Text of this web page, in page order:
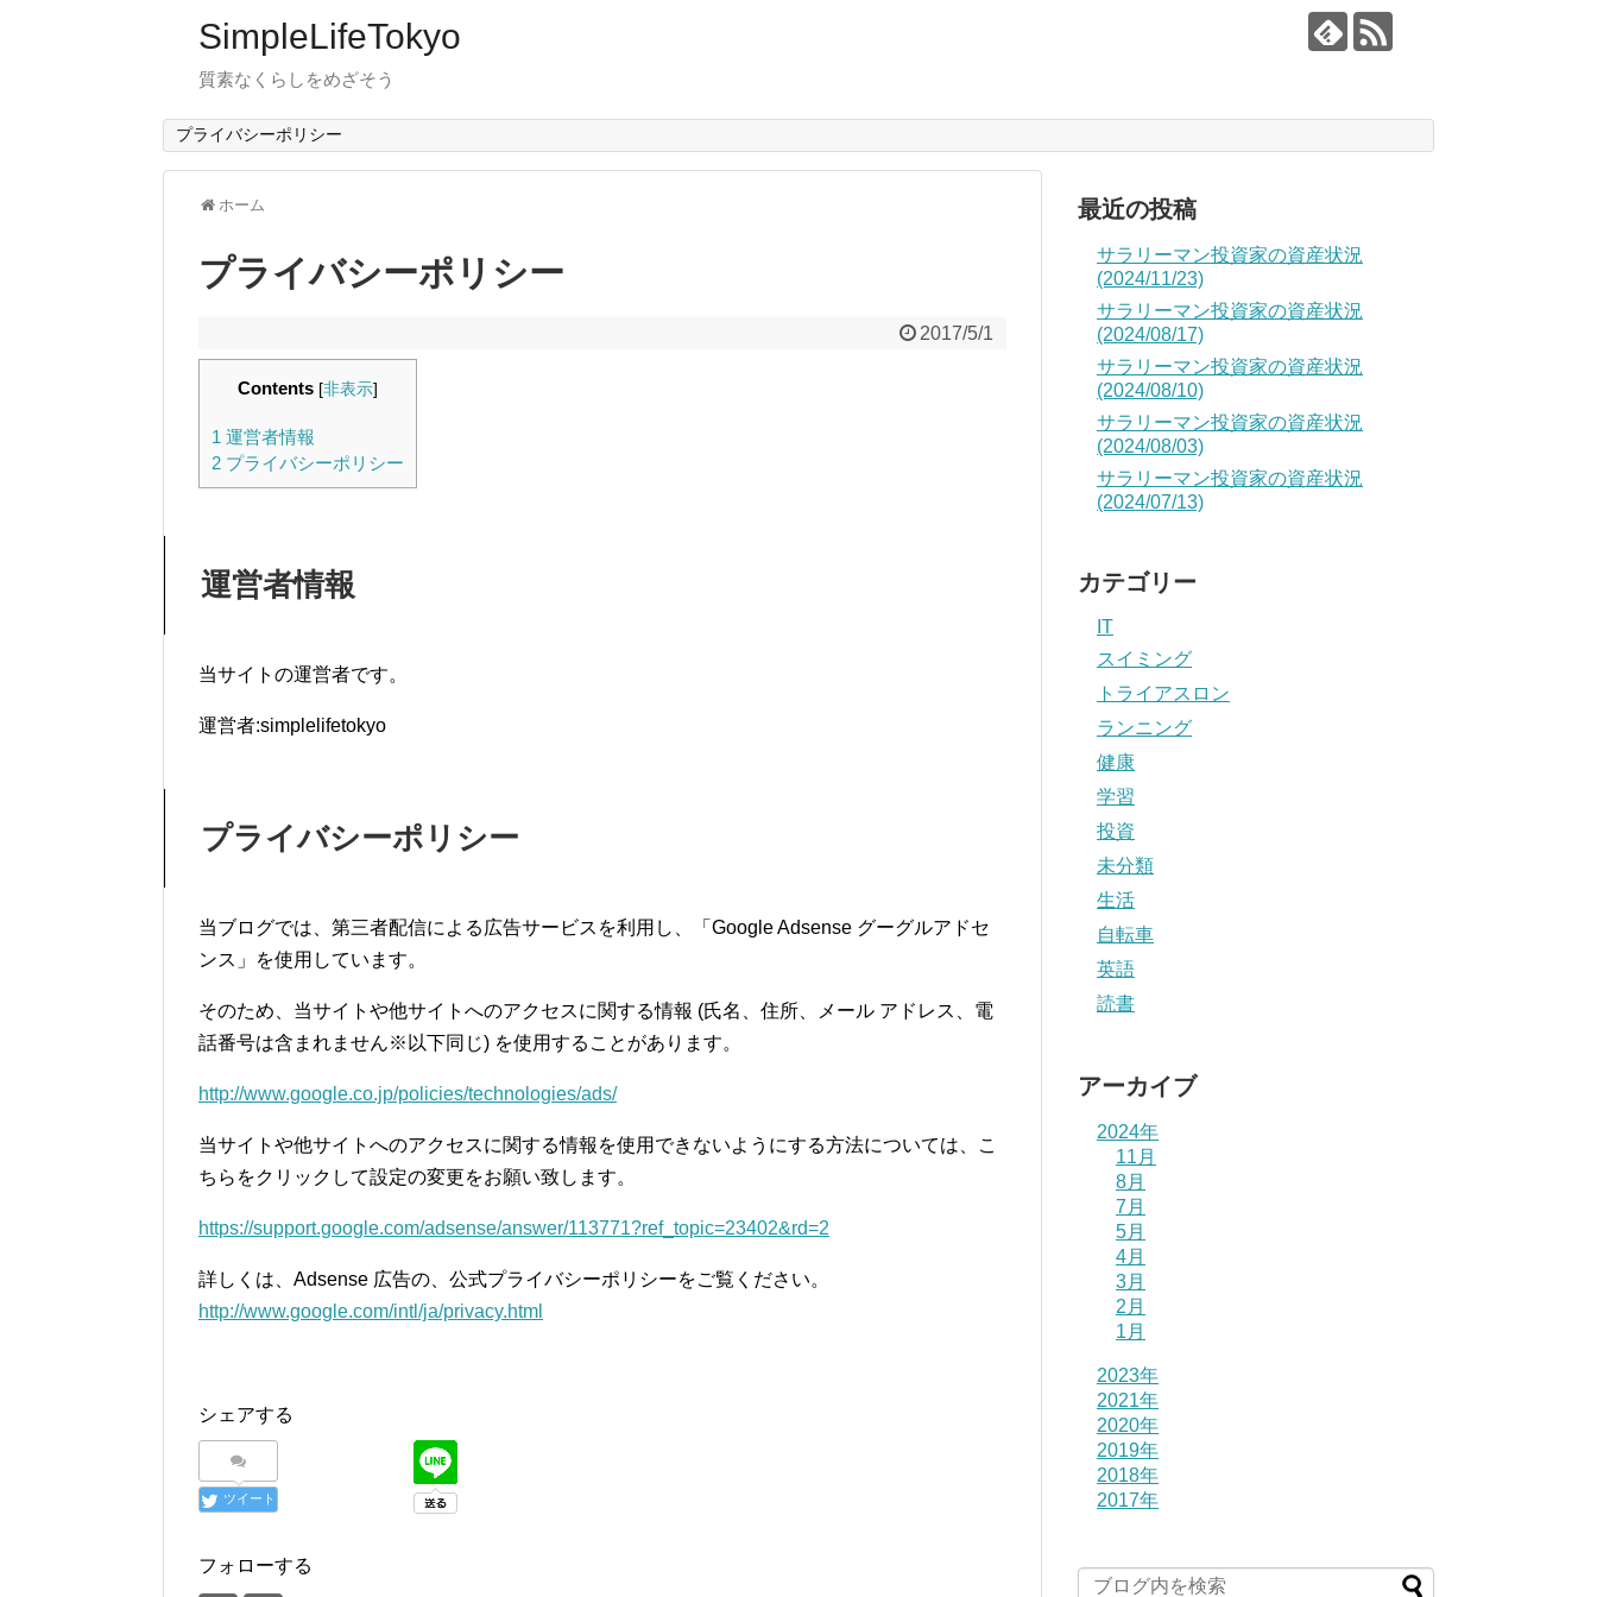
SimpleLifeTokyo
質素なくらしをめざそう
プライバシーポリシー
ホーム
プライバシーポリシー
2017/5/1
Contents [非表示]
1 運営者情報
2 プライバシーポリシー
運営者情報
当サイトの運営者です。
運営者:simplelifetokyo
プライバシーポリシー
当ブログでは、第三者配信による広告サービスを利用し、「Google Adsense グーグルアドセ
ンス」を使用しています。
そのため、当サイトや他サイトへのアクセスに関する情報 (氏名、住所、メール アドレス、電
話番号は含まれません※以下同じ) を使用することがあります。
http://www.google.co.jp/policies/technologies/ads/
当サイトや他サイトへのアクセスに関する情報を使用できないようにする方法については、こ
ちらをクリックして設定の変更をお願い致します。
https://support.google.com/adsense/answer/113771?ref_topic=23402&rd=2
詳しくは、Adsense 広告の、公式プライバシーポリシーをご覧ください。
http://www.google.com/intl/ja/privacy.html
シェアする
ツイート
フォローする
最近の投稿
サラリーマン投資家の資産状況
(2024/11/23)
サラリーマン投資家の資産状況
(2024/08/17)
サラリーマン投資家の資産状況
(2024/08/10)
サラリーマン投資家の資産状況
(2024/08/03)
サラリーマン投資家の資産状況
(2024/07/13)
カテゴリー
IT
スイミング
トライアスロン
ランニング
健康
学習
投資
未分類
生活
自転車
英語
読書
アーカイブ
2024年
11月
8月
7月
5月
4月
3月
2月
1月
2023年
2021年
2020年
2019年
2018年
2017年